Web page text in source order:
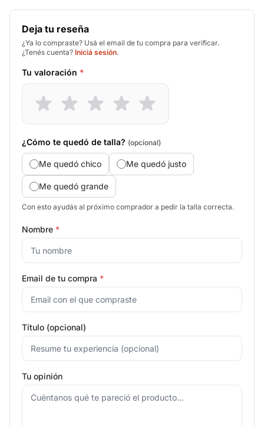
Deja tu reseña
¿Ya lo compraste? Usá el email de tu compra para verificar.
¿Tenés cuenta? Iniciá sesión.
Tu valoración *
¿Cómo te quedó de talla? (opcional)
Me quedó chico Me quedó justo
Me quedó grande
Con esto ayudás al próximo comprador a pedir la talla correcta.
Nombre *
Email de tu compra *
Título (opcional)
Tu opinión